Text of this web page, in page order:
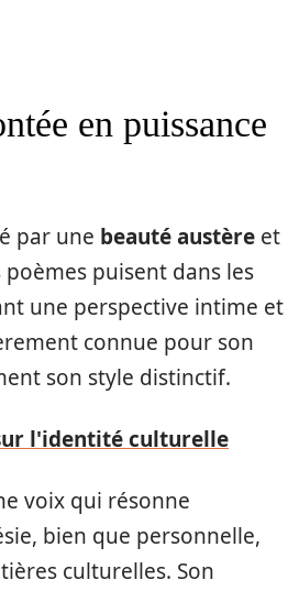
en puissance
par une beauté austère et
puisent dans les
une perspective intime et
connue pour son
son style distinctif.
l'identité culturelle
voix qui résonne
bien que personnelle,
culturelles. Son